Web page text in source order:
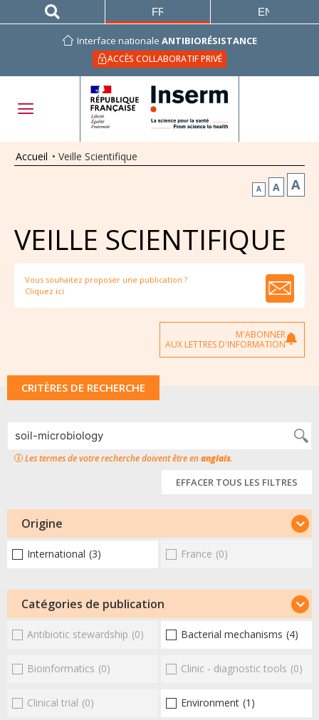
Interface nationale ANTIBIORÉSISTANCE
ACCÈS COLLABORATIF PRIVÉ
FRANÇAIS ENGLISH
Accueil • Veille Scientifique
A A A
VEILLE SCIENTIFIQUE
Vous souhaitez proposer une publication ?
Cliquez ici
M'ABONNER
AUX LETTRES D'INFORMATION
CRITÈRES DE RECHERCHE
Les termes de votre recherche doivent être enanglais.
EFFACER TOUS LES FILTRES
Origine
International (3) France (0)
Catégories de publication
Antibiotic stewardship (0) Bacterial mechanisms (4)
Bioinformatics (0) Clinic - diagnostic tools (0)
Clinical trial (0) Environment (1)